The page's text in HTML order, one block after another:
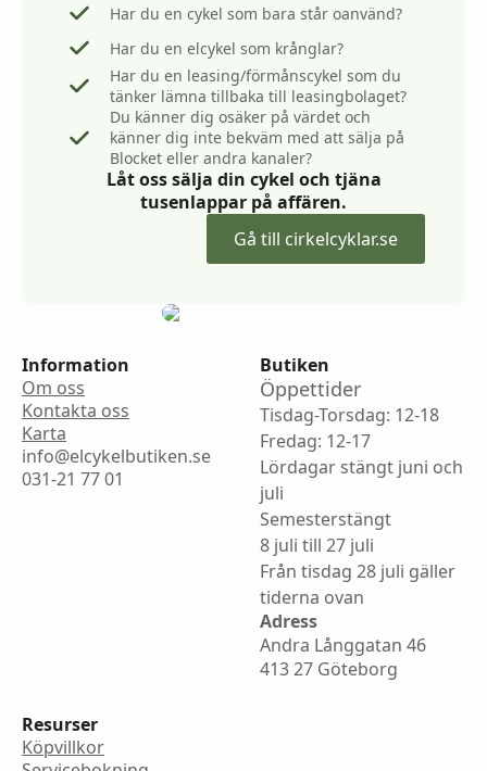
Har du en cykel som bara står oanvänd?
Har du en elcykel som krånglar?
Har du en leasing/förmånscykel som du
tänker lämna tillbaka till leasingbolaget?
Du känner dig osäker på värdet och
känner dig inte bekväm med att sälja på
Blocket eller andra kanaler?
Låt oss sälja din cykel och tjäna
tusenlappar på affären.
Gå till cirkelcyklar.se
Information
Om oss
Kontakta oss
Karta
info@elcykelbutiken.se
031-21 77 01
Butiken
Öppettider
Tisdag-Torsdag: 12-18
Fredag: 12-17
Lördagar stängt juni och
juli
Semesterstängt
8 juli till 27 juli
Från tisdag 28 juli gäller
tiderna ovan
Adress
Andra Långgatan 46
413 27 Göteborg
Resurser
Köpvillkor